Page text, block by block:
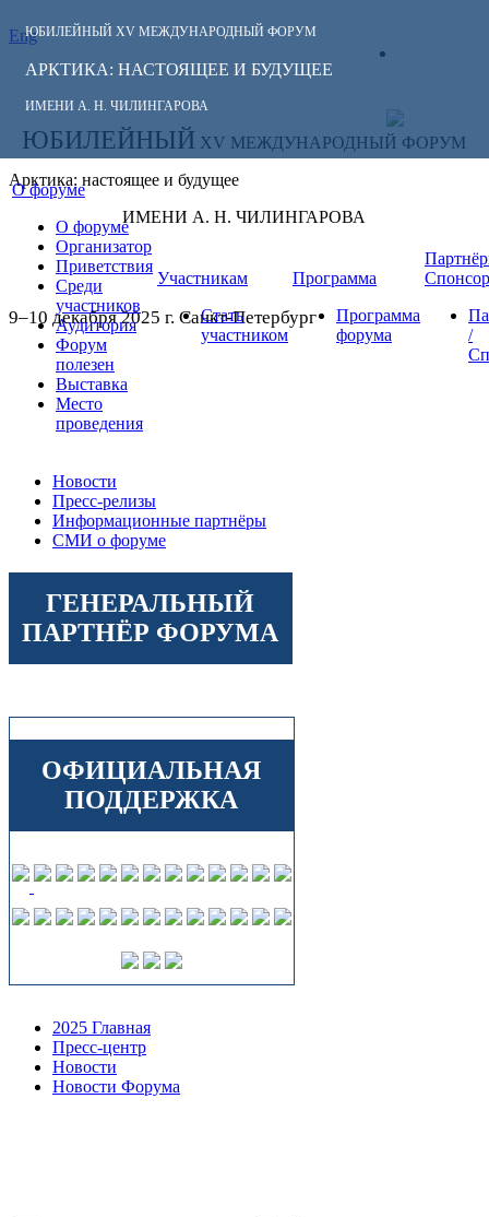
ЮБИЛЕЙНЫЙ XV МЕЖДУНАРОДНЫЙ ФОРУМ
АРКТИКА: НАСТОЯЩЕЕ И БУДУЩЕЕ
ИМЕНИ А. Н. ЧИЛИНГАРОВА
Eng
СЛЕДИТЕ ЗА
НОВОСТЯМИ
ФОРУМА:
ЮБИЛЕЙНЫЙ XV МЕЖДУНАРОДНЫЙ ФОРУМ
Арктика: настоящее и будущее
ИМЕНИ А. Н. ЧИЛИНГАРОВА
9–10 декабря 2025 г. Санкт-Петербург
О форуме
О форуме
Организатор
Приветствия
Среди
участников
Аудитория
Форум
полезен
Выставка
Место
проведения
Участникам
Стать
участником
Программа
Программа
форума
/
Новости
Пресс-релизы
Информационные партнёры
СМИ о форуме
ГЕНЕРАЛЬНЫЙ
ПАРТНЁР ФОРУМА
ОФИЦИАЛЬНАЯ
ПОДДЕРЖКА
2025 Главная
Пресс-центр
Новости
Новости Форума